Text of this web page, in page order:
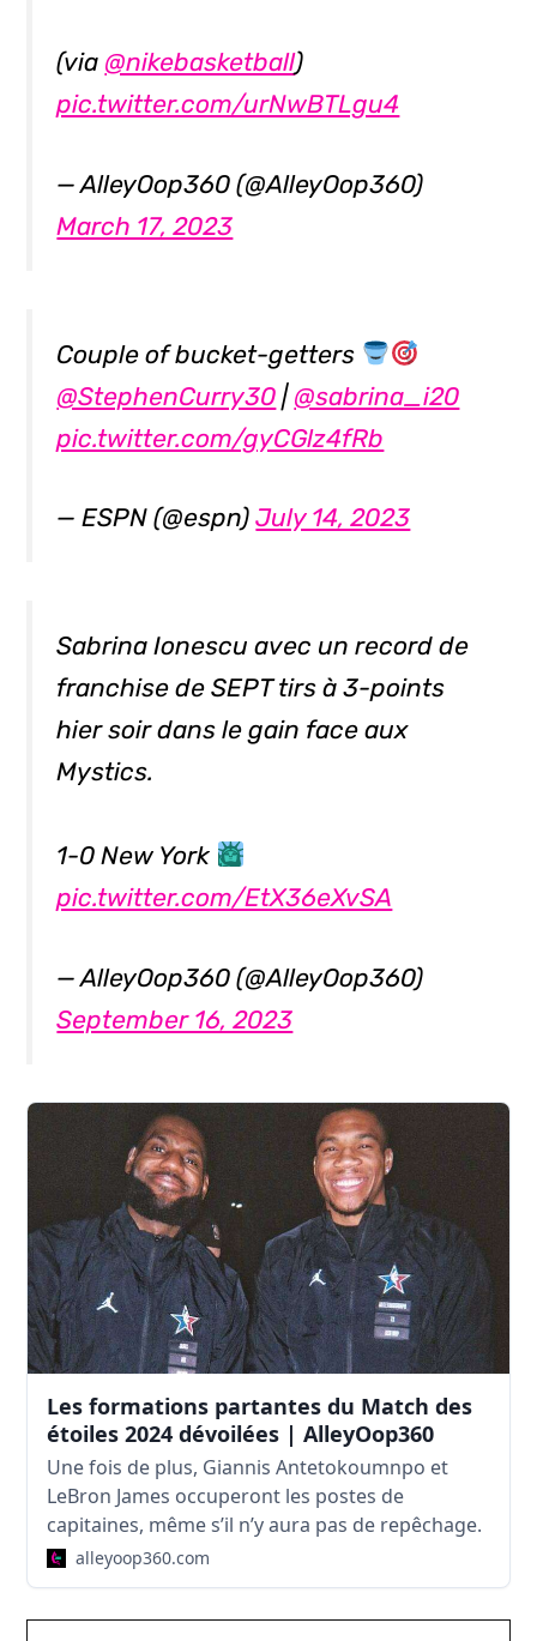
(via @nikebasketball)
pic.twitter.com/urNwBTLgu4
— AlleyOop360 (@AlleyOop360)
March 17, 2023
Couple of bucket-getters
@StephenCurry30 | @sabrina_i20
pic.twitter.com/gyCGlz4fRb
— ESPN (@espn)July 14, 2023
Sabrina Ionescu avec un record de
franchise de SEPT tirs à 3-points
hier soir dans le gain face aux
Mystics.
1-0 New York
pic.twitter.com/EtX36eXvSA
— AlleyOop360 (@AlleyOop360)
September 16, 2023
Les formations partantes du Match des
étoiles 2024 dévoilées | AlleyOop360
Une fois de plus, Giannis Antetokoumnpo et
LeBron James occuperont les postes de
capitaines, même s’il n’y aura pas de repêchage.
alleyoop360.com